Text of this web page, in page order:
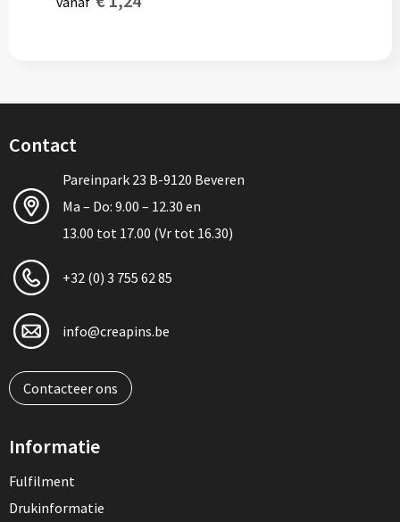
Contact
Pareinpark 23 B-9120 Beveren
Ma – Do: 9.00 – 12.30 en
13.00 tot 17.00 (Vr tot 16.30)
+32 (0) 3 755 62 85
info@creapins.be
Contacteer ons
Informatie
Fulfilment
Drukinformatie